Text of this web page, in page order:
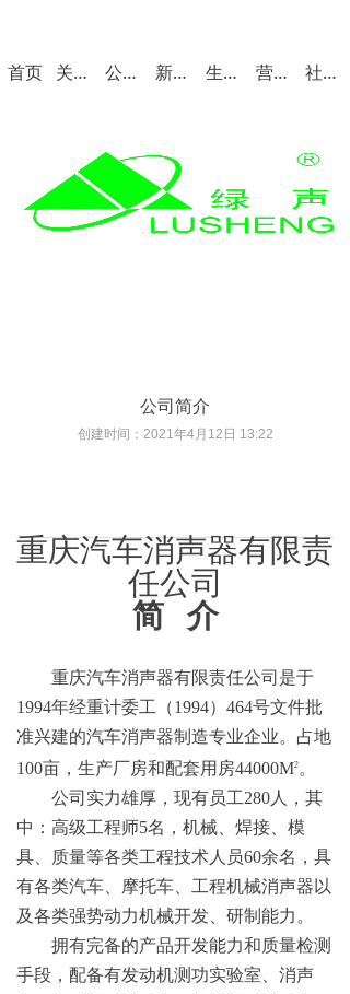
首页 关于我们 公司产品 新闻中心 生产与质量 营销与服务 社会招聘
公司简介
创建时间： 2021年4月12日 13:22
重庆汽车消声器有限责
任公司
简
介
重庆汽车消声器有限责任公司是于
1994年经重计委工 （1994） 464号文件批
准兴建的汽车消声器制造专业企业。 占地
100亩，生产厂房和配套用房44000M2 。
公司实力雄厚，现有员工280 人，其
中：高级工程师5名，机械、焊接、模
具、质量等各类工程技术人员60余名， 具
有各类汽车、摩托车、工程机械消声器以
及各类强势动力机械开发、研制能力。
拥有完备的产品开发能力和质量检测
手段，配备有发动机测功实验室 、消声